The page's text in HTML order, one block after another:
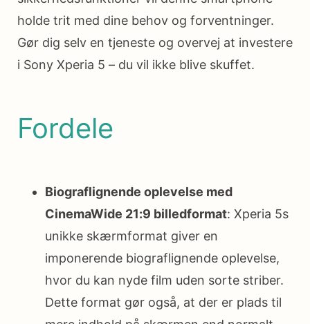
holde trit med dine behov og forventninger.
Gør dig selv en tjeneste og overvej at investere
i Sony Xperia 5 – du vil ikke blive skuffet.
Fordele
Biograflignende oplevelse med
CinemaWide 21:9 billedformat: Xperia 5s
unikke skærmformat giver en
imponerende biograflignende oplevelse,
hvor du kan nyde film uden sorte striber.
Dette format gør også, at der er plads til